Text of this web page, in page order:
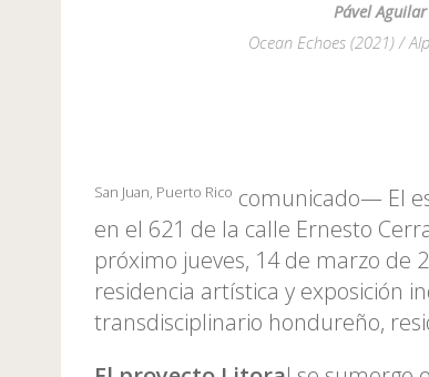
Pável Aguilar
Ocean Echoes (2021) /
San Juan, Puerto Rico comunicado— El
en el 621 de la calle Ernesto
próximo jueves, 14 de marzo de
residencia artística y exposición
transdisciplinario hondureño,